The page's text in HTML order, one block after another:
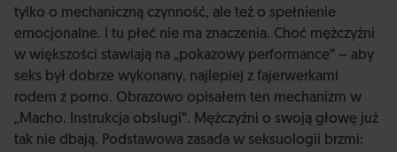
tylko o mechaniczną czynność, ale też o spełnienie
emocjonalne. I tu płeć nie ma znaczenia. Choć mężczyźni
w większości stawiają na „pokazowy performance” – aby
seks był dobrze wykonany, najlepiej z fajerwerkami
rodem z porno. Obrazowo opisałem ten mechanizm w
„Macho. Instrukcja obsługi”. Mężczyźni o swoją głowę już
tak nie dbają. Podstawowa zasada w seksuologii brzmi: